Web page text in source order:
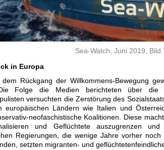
Sea-Watch, Juni 2019, Bild
in Europa
Rückgang der Willkommens-Bewegung
Folge die Medien berichteten über die
versuchten die Zerstörung des
europäischen Ländern wie Italien und
neofaschistische Koalitionen. Diese
und Geflüchtete auszugrenzen
Regierungen, die wenige Jahre vorher
setzten migranten- und